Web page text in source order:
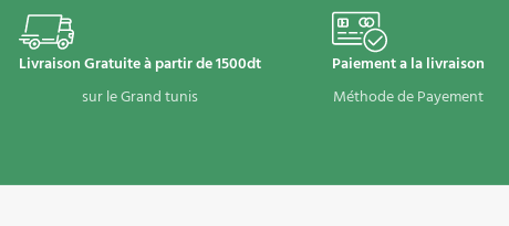
Livraison Gratuite à partir de 1500dt
sur le Grand tunis
Paiement a la livraison
Méthode de Payement